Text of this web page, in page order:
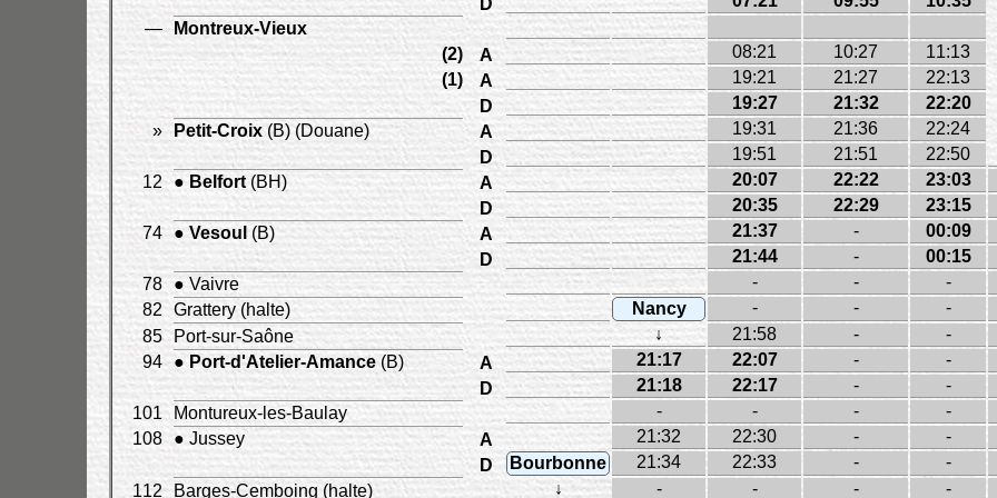
D
—
Montreux-Vieux
(2)
A 08:21 10:27
11:13
(1)
A 19:21 21:27
22:13
D
19:27 21:32
22:20
»
Petit-Croix (B) (Douane) A 19:31 21:36
22:24
D
19:51 21:51
22:50
12
● Belfort (BH) A 20:07 22:22
23:03
D
20:35 22:29
23:15
74
● Vesoul (B) A 21:37 -
00:09
D
21:44 -
00:15
78
● Vaivre - -
-
82
Grattery (halte) Nancy - -
-
85
Port-sur-Saône ↓ 21:58 -
-
94
● Port-d'Atelier-Amance(B) A 21:17 22:07 -
-
D
21:18 22:17 -
-
101
Montureux-les-Baulay - - -
-
108
● Jussey A 21:32 22:30 -
-
D
Bourbonne 21:34 22:33 -
-
112
Barges-Cemboing (halte) ↓ - - - -